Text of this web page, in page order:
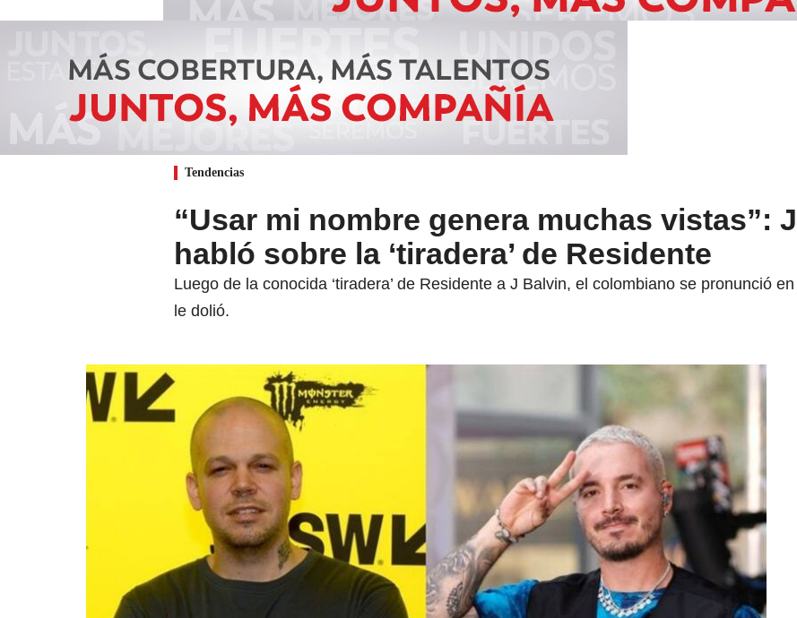
Tendencias
“Usar mi nombre genera muchas vistas”:
habló sobre la ‘tiradera’ de Residente
Luego de la conocida ‘tiradera’ de Residente a J Balvin, el colombiano se pronunció
le dolió.